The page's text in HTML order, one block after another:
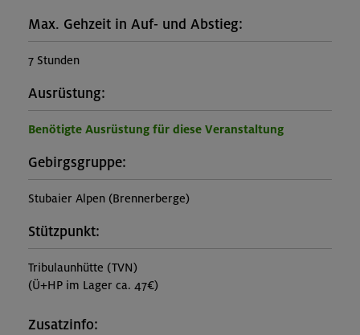
Max. Gehzeit in Auf- und Abstieg:
7 Stunden
Ausrüstung:
Benötigte Ausrüstung für diese Veranstaltung
Gebirgsgruppe:
Stubaier Alpen (Brennerberge)
Stützpunkt:
Tribulaunhütte (TVN)
(Ü+HP im Lager ca. 47€)
Zusatzinfo: